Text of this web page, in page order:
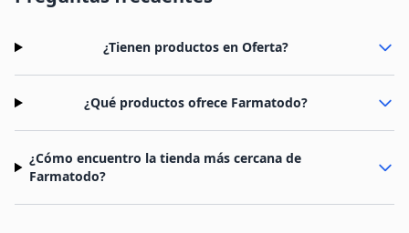
¿Tienen productos en Oferta?
¿Qué productos ofrece Farmatodo?
¿Cómo encuentro la tienda más cercana de
Farmatodo?